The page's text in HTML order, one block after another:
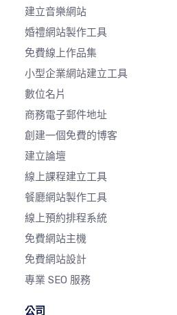
建立音樂網站
婚禮網站製作工具
免費線上作品集
小型企業網站建立工具
數位名片
商務電子郵件地址
創建一個免費的博客
建立論壇
線上課程建立工具
餐廳網站製作工具
線上預約排程系統
免費網站主機
免費網站設計
專業 SEO 服務
公司